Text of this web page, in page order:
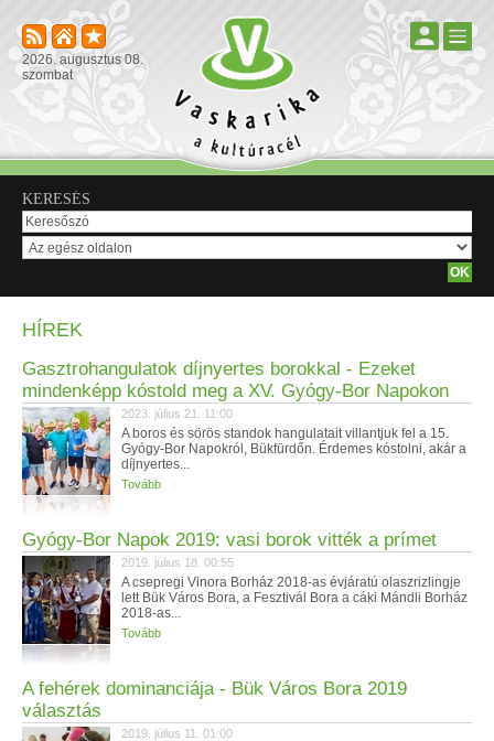
2026. augusztus 08.
szombat
KERESÉS
HÍREK
Gasztrohangulatok díjnyertes borokkal - Ezeket
mindenképp kóstold meg a XV. Gyógy-Bor Napokon
2023. július 21. 11:00
A boros és sörös standok hangulatait villantjuk fel a 15.
Gyógy-Bor Napokról, Bükfürdőn. Érdemes kóstolni, akár a
díjnyertes...
Tovább
Gyógy-Bor Napok 2019: vasi borok vitték a prímet
2019. július 18. 00:55
A csepregi Vinora Borház 2018-as évjáratú olaszrizlingje
lett Bük Város Bora, a Fesztivál Bora a cáki Mándli Borház
2018-as...
Tovább
A fehérek dominanciája - Bük Város Bora 2019
választás
2019. július 11. 01:00